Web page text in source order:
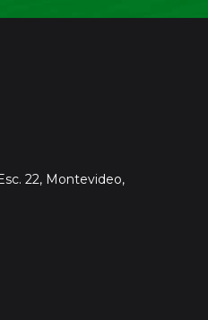
22, Montevideo,